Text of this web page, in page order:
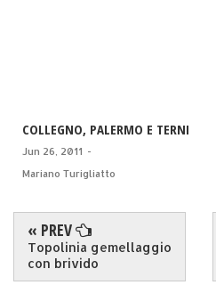
COLLEGNO, PALERMO E TERNI
Jun 26, 2011 -
Mariano Turigliatto
« PREV
Topolinia gemellaggio
con brivido